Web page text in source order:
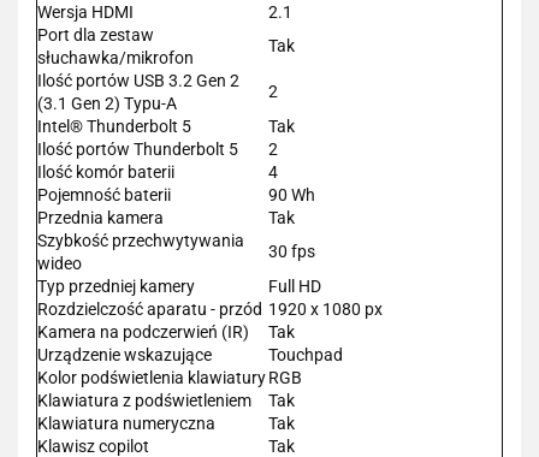
Wersja HDMI
2.1
Port dla zestaw
słuchawka/mikrofon
Tak
Ilość portów USB 3.2 Gen 2
(3.1 Gen 2) Typu-A
2
Intel® Thunderbolt 5
Tak
Ilość portów Thunderbolt 5
2
Ilość komór baterii
4
Pojemność baterii
90 Wh
Przednia kamera
Tak
Szybkość przechwytywania
wideo
30 fps
Typ przedniej kamery
Full HD
Rozdzielczość aparatu - przód 1920 x 1080 px
Kamera na podczerwień (IR)
Tak
Urządzenie wskazujące
Touchpad
Kolor podświetlenia klawiaturyRGB
Klawiatura z podświetleniem
Tak
Klawiatura numeryczna
Tak
Klawisz copilot
Tak